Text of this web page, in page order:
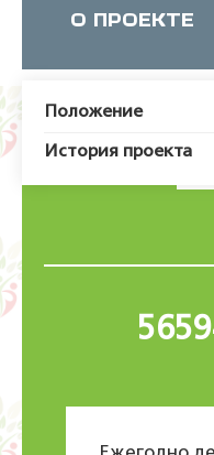
О ПРОЕКТЕ
Положение
История проекта